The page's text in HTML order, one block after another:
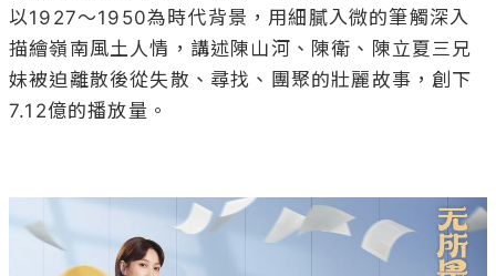
以1927～1950為時代背景，用細膩入微的筆觸深入
描繪嶺南風土人情，講述陳山河、陳衛、陳立夏三兄
妹被迫離散後從失散、尋找、團聚的壯麗故事，創下
7.12億的播放量。